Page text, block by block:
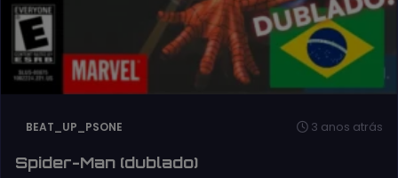
BEAT_UP_PSONE 3 anos atrás
Spider-Man (dublado)